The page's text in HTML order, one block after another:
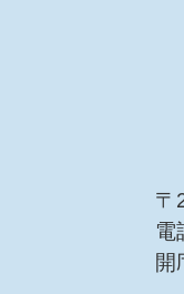
〒
電
開